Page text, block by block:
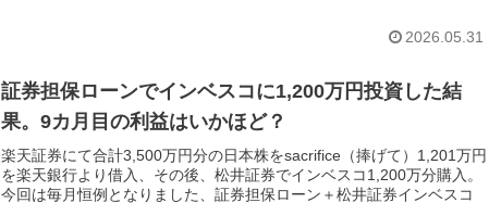
2026.05.31
証券担保ローンでインベスコに1,200万円投資した結
果。9カ月目の利益はいかほど？
楽天証券にて合計3,500万円分の日本株をsacrifice（捧げて）1,201万円
を楽天銀行より借入、その後、松井証券でインベスコ1,200万分購入。
今回は毎月恒例となりました、証券担保ローン＋松井証券インベスコ